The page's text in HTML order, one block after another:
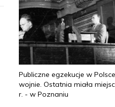
Publiczne egzekucje w
wojnie. Ostatnia miała
r. - w Poznaniu